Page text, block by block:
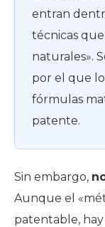
entran
técnicas
naturales».
por el que
fórmulas
patente.
Sin embargo,
Aunque el
patentable, hay